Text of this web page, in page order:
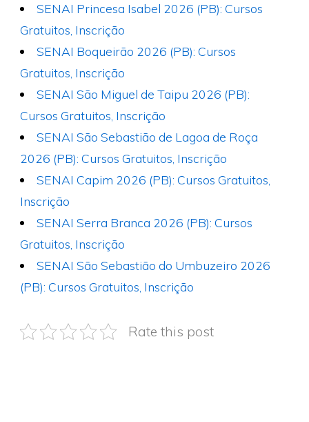
SENAI Princesa Isabel 2026 (PB): Cursos
Gratuitos, Inscrição
SENAI Boqueirão 2026 (PB): Cursos
Gratuitos, Inscrição
SENAI São Miguel de Taipu 2026 (PB):
Cursos Gratuitos, Inscrição
SENAI São Sebastião de Lagoa de Roça
2026 (PB): Cursos Gratuitos, Inscrição
SENAI Capim 2026 (PB): Cursos Gratuitos,
Inscrição
SENAI Serra Branca 2026 (PB): Cursos
Gratuitos, Inscrição
SENAI São Sebastião do Umbuzeiro 2026
(PB): Cursos Gratuitos, Inscrição
Rate this post